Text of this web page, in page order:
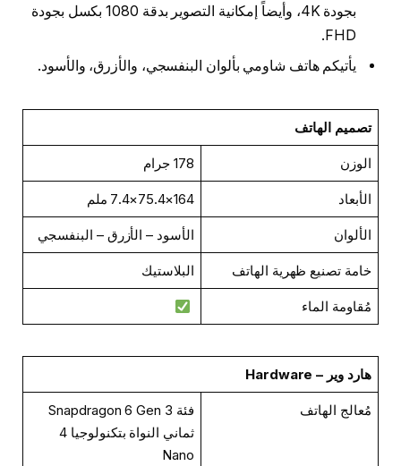
بجودة 4K، وأيضاً إمكانية التصوير بدقة 1080 بكسل بجودة
FHD.
يأتيكم هاتف شاومي بألوان البنفسجي، والأزرق، والأسود.
تصميم الهاتف
الوزن 178 جرام
الأبعاد 164×75.4×7.4 ملم
الألوان الأسود – الأزرق – البنفسجي
خامة تصنيع ظهرية الهاتف البلاستيك
مُقاومة الماء
هارد وير – Hardware
مُعالج الهاتف
فئة Snapdragon 6 Gen 3
ثماني النواة بتكنولوجيا 4
Nano